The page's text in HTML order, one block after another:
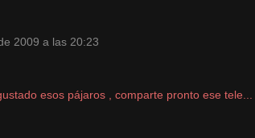
2009 a las 20:23
esos pájaros , comparte pronto ese tele...